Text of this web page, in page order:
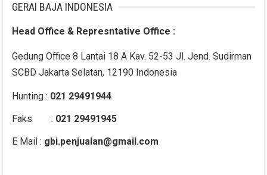
GERAI BAJA INDONESIA
Head Office & Represntative Office :
Gedung Office 8 Lantai 18 A Kav. 52-53 Jl. Jend. Sudirman
SCBD Jakarta Selatan, 12190 Indonesia
Hunting : 021 29491944
Faks : 021 29491945
E Mail : gbi.penjualan@gmail.com